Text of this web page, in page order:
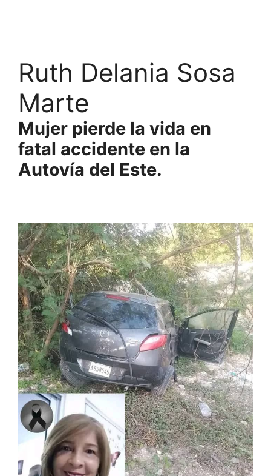
Ruth Delania Sosa
Marte
Mujer pierde la vida en
fatal accidente en la
Autovía del Este.